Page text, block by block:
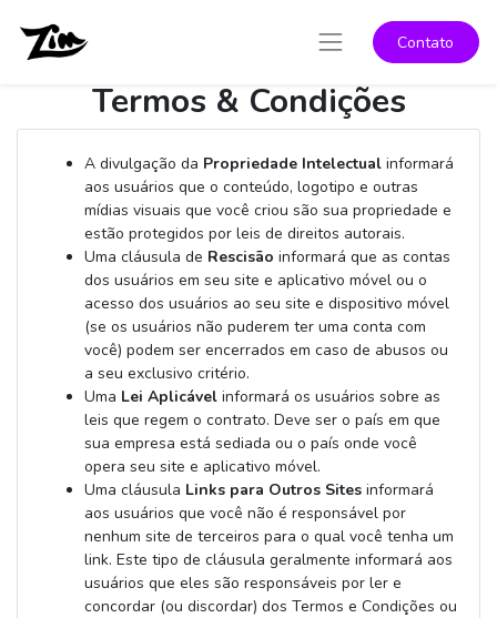
Contato
Termos & Condições
A divulgação da Propriedade Intelectual informará
aos usuários que o conteúdo, logotipo e outras
mídias visuais que você criou são sua propriedade e
estão protegidos por leis de direitos autorais.
Uma cláusula de Rescisão informará que as contas
dos usuários em seu site e aplicativo móvel ou o
acesso dos usuários ao seu site e dispositivo móvel
(se os usuários não puderem ter uma conta com
você) podem ser encerrados em caso de abusos ou
a seu exclusivo critério.
Uma Lei Aplicável informará os usuários sobre as
leis que regem o contrato. Deve ser o país em que
sua empresa está sediada ou o país onde você
opera seu site e aplicativo móvel.
Uma cláusula Links para Outros Sites informará
aos usuários que você não é responsável por
nenhum site de terceiros para o qual você tenha um
link. Este tipo de cláusula geralmente informará aos
usuários que eles são responsáveis ​​por ler e
concordar (ou discordar) dos Termos e Condições ou